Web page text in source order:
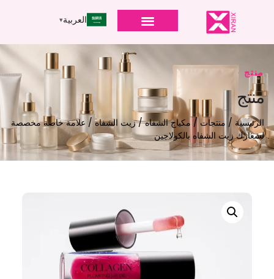
العربية
منتج
منتج
الرئيسية / منتجات / مكياج الشفاه/زيت الشفاه / علامة خاصة مخصصة
لشعارك زيت الشفاه بالكولاجين